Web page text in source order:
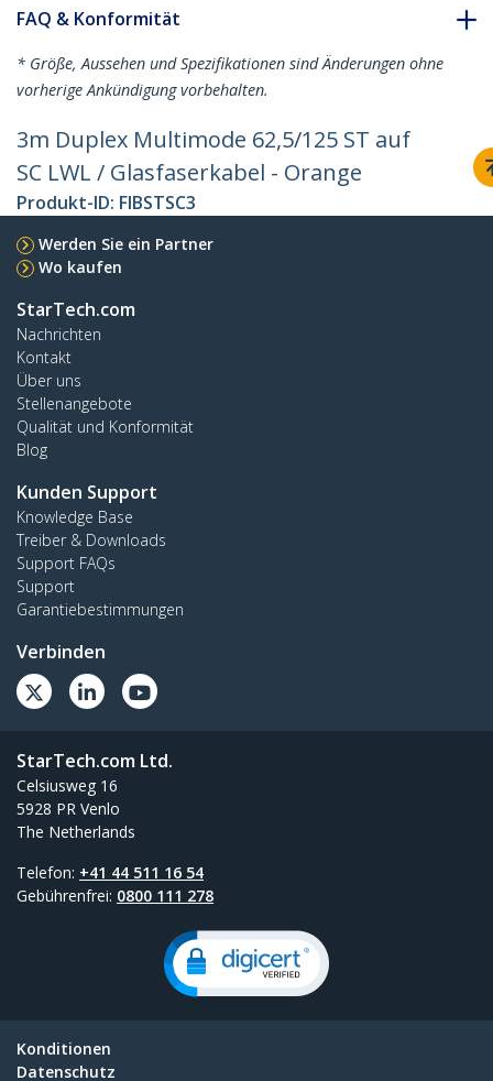
FAQ & Konformität
* Größe, Aussehen und Spezifikationen sind Änderungen ohne
vorherige Ankündigung vorbehalten.
3m Duplex Multimode 62,5/125 ST auf
SC LWL / Glasfaserkabel - Orange
Produkt-ID: FIBSTSC3
Werden Sie ein Partner
Wo kaufen
StarTech.com
Nachrichten
Kontakt
Über uns
Stellenangebote
Qualität und Konformität
Blog
Kunden Support
Knowledge Base
Treiber & Downloads
Support FAQs
Support
Garantiebestimmungen
Verbinden
StarTech.com Ltd.
Celsiusweg 16
5928 PR Venlo
The Netherlands
Telefon: +41 44 511 16 54
Gebührenfrei: 0800 111 278
Konditionen
Datenschutz